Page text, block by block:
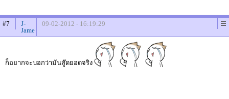
#7
J-
Jame
09-02-2012 - 16:19:29
ก็อยากจะบอกว่ามันสู๊ดยอดจริง